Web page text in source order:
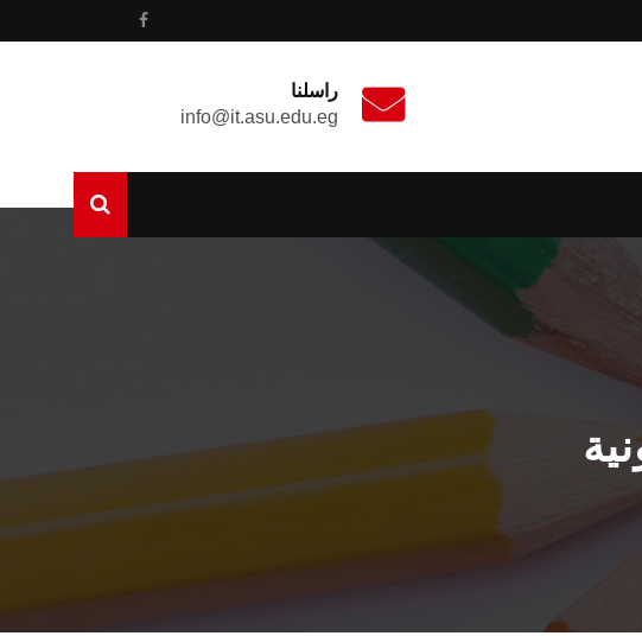
راسلنا
info@it.asu.edu.eg